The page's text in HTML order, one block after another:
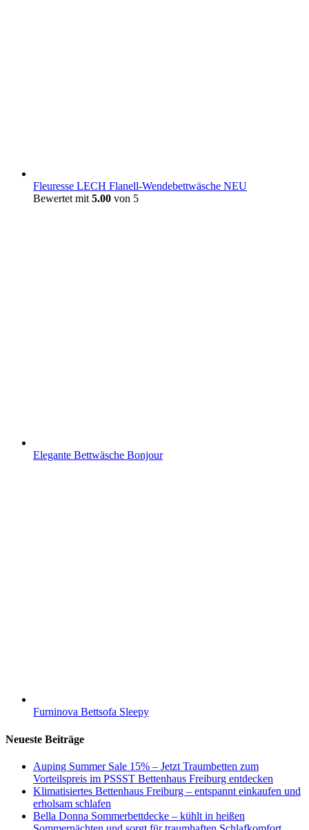
Fleuresse LECH Flanell-Wendebettwäsche NEU
Bewertet mit5.00 von 5
Elegante Bettwäsche Bonjour
Furninova Bettsofa Sleepy
Neueste Beiträge
Auping Summer Sale 15% – Jetzt Traumbetten zum
Vorteilspreis im PSSST Bettenhaus Freiburg entdecken
Klimatisiertes Bettenhaus Freiburg – entspannt einkaufen und
erholsam schlafen
Bella Donna Sommerbettdecke – kühlt in heißen